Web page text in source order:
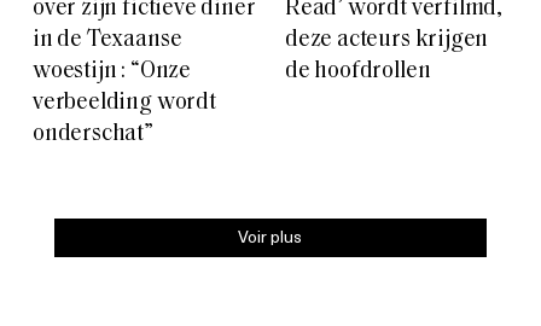
over zijn fictieve diner
in de Texaanse
woestijn : “Onze
verbeelding wordt
onderschat”
Read’ wordt verfilmd,
deze acteurs krijgen
de hoofdrollen
Voir plus